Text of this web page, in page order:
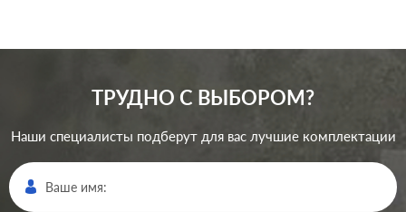
ТРУДНО С ВЫБОРОМ?
Наши специалисты подберут для вас лучшие комплектации